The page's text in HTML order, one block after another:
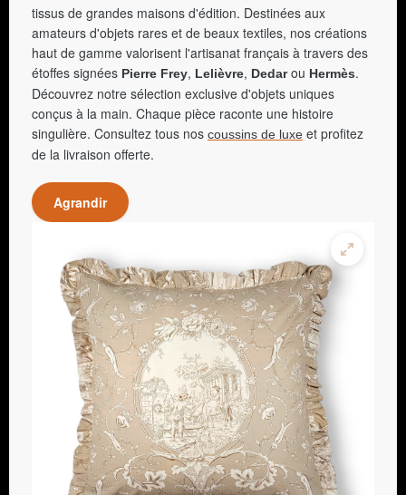
tissus de grandes maisons d'édition. Destinées aux
amateurs d'objets rares et de beaux textiles, nos créations
haut de gamme valorisent l'artisanat français à travers des
étoffes signées Pierre Frey, Lelièvre, Dedarou Hermès.
Découvrez notre sélection exclusive d'objets uniques
conçus à la main. Chaque pièce raconte une histoire
singulière. Consultez tous nos coussins de luxe et profitez
de la livraison offerte.
Agrandir